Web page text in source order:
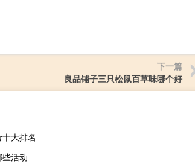
下一篇
良品铺子三只松鼠百草味哪个好
大排名
活动